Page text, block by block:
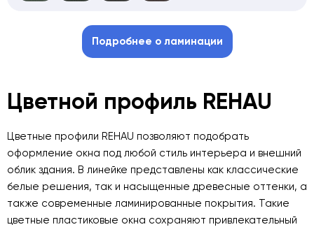
Подробнее о ламинации
Цветной профиль REHAU
Цветные профили REHAU позволяют подобрать
оформление окна под любой стиль интерьера и внешний
облик здания. В линейке представлены как классические
белые решения, так и насыщенные древесные оттенки, а
также современные ламинированные покрытия. Такие
цветные пластиковые окна сохраняют привлекательный